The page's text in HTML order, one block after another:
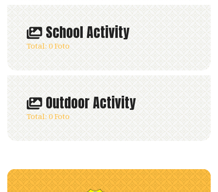
School Activity
Total: 0 Foto
Outdoor Activity
Total: 0 Foto